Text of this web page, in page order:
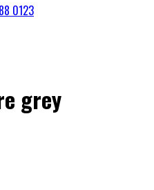
0123
grey